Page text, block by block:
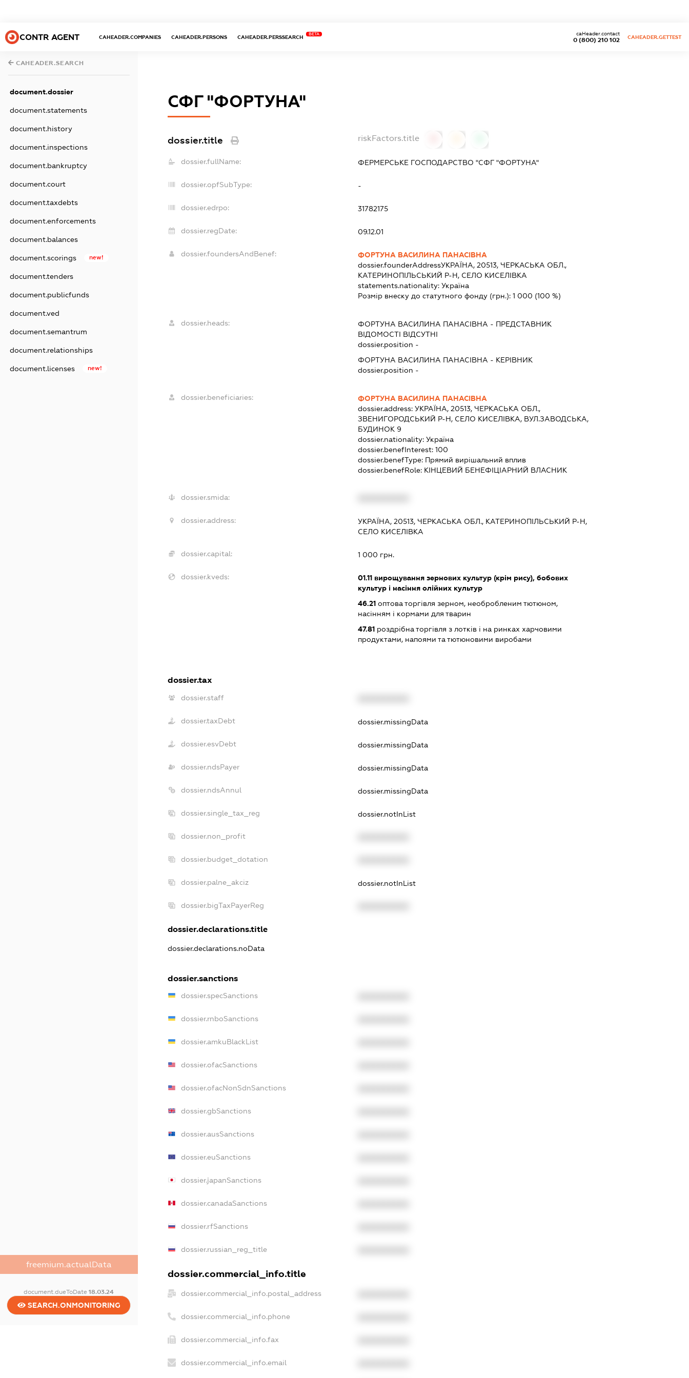
CONTR AGENT CAHEADER.COMPANIES CAHEADER.PERSONS CAHEADER.PERSSEARCH
BETA
0 (800) 210 102
caHeader.contact
CAHEADER.GETTEST
CAHEADER.SEARCH
document.dossier
document.statements
document.history
document.inspections
document.bankruptcy
document.court
document.taxdebts
document.enforcements
document.balances
document.scorings new!
document.tenders
document.publicfunds
document.ved
document.semantrum
document.relationships
document.licenses new!
freemium.actualData
document.dueToDate18.03.24
SEARCH.ONMONITORING
СФГ "ФОРТУНА"
dossier.title riskFactors.title
dossier.fullName: ФЕРМЕРСЬКЕ ГОСПОДАРСТВО "СФГ "ФОРТУНА"
dossier.opfSubType: -
dossier.edrpo: 31782175
dossier.regDate: 09.12.01
dossier.foundersAndBenef:
ФОРТУНА ВАСИЛИНА ПАНАСІВНА
dossier.founderAddressУКРАЇНА, 20513, ЧЕРКАСЬКА ОБЛ.,
КАТЕРИНОПІЛЬСЬКИЙ Р-Н, СЕЛО КИСЕЛІВКА
statements.nationality:Україна
Розмір внеску до статутного фонду (грн.):1 000 (100 %)
dossier.heads: ФОРТУНА ВАСИЛИНА ПАНАСІВНА - ПРЕДСТАВНИК
ВІДОМОСТІ ВІДСУТНІ
dossier.position -
ФОРТУНА ВАСИЛИНА ПАНАСІВНА - КЕРІВНИК
dossier.position -
dossier.beneficiaries:
ФОРТУНА ВАСИЛИНА ПАНАСІВНА
dossier.address:УКРАЇНА, 20513, ЧЕРКАСЬКА ОБЛ.,
ЗВЕНИГОРОДСЬКИЙ Р-Н, СЕЛО КИСЕЛІВКА, ВУЛ.ЗАВОДСЬКА,
БУДИНОК 9
dossier.nationality:Україна
dossier.benefInterest:100
dossier.benefType: Прямий вирішальний вплив
dossier.benefRole: КІНЦЕВИЙ БЕНЕФІЦІАРНИЙ ВЛАСНИК
dossier.smida:
dossier.address:
УКРАЇНА, 20513, ЧЕРКАСЬКА ОБЛ., КАТЕРИНОПІЛЬСЬКИЙ Р-Н,
СЕЛО КИСЕЛІВКА
dossier.capital: 1 000 грн.
dossier.kveds: 01.11 вирощування зернових культур (крім рису), бобових
культур і насіння олійних культур
46.21 оптова торгівля зерном, необробленим тютюном,
насінням і кормами для тварин
47.81 роздрібна торгівля з лотків і на ринках харчовими
продуктами, напоями та тютюновими виробами
dossier.tax
dossier.staff
dossier.taxDebt dossier.missingData
dossier.esvDebt dossier.missingData
dossier.ndsPayer dossier.missingData
dossier.ndsAnnul dossier.missingData
dossier.single_tax_reg dossier.notInList
dossier.non_profit
dossier.budget_dotation
dossier.palne_akciz dossier.notInList
dossier.bigTaxPayerReg
dossier.declarations.title
dossier.declarations.noData
dossier.sanctions
dossier.specSanctions
dossier.rnboSanctions
dossier.amkuBlackList
dossier.ofacSanctions
dossier.ofacNonSdnSanctions
dossier.gbSanctions
dossier.ausSanctions
dossier.euSanctions
dossier.japanSanctions
dossier.canadaSanctions
dossier.rfSanctions
dossier.russian_reg_title
dossier.commercial_info.title
dossier.commercial_info.postal_address
dossier.commercial_info.phone
dossier.commercial_info.fax
dossier.commercial_info.email